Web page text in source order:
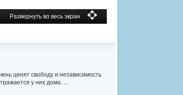
Развернуть во весь экран
ценят свободу и независимость
у них дома. ...